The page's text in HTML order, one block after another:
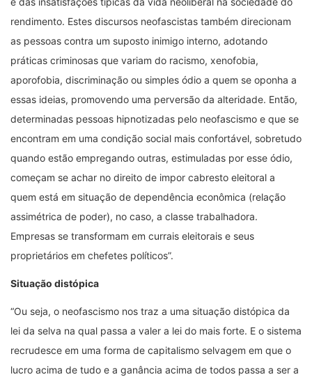
rendimento. Estes discursos neofascistas também direcionam
as pessoas contra um suposto inimigo interno, adotando
práticas criminosas que variam do racismo, xenofobia,
aporofobia, discriminação ou simples ódio a quem se oponha a
essas ideias, promovendo uma perversão da alteridade. Então,
determinadas pessoas hipnotizadas pelo neofascismo e que se
encontram em uma condição social mais confortável, sobretudo
quando estão empregando outras, estimuladas por esse ódio,
começam se achar no direito de impor cabresto eleitoral a
quem está em situação de dependência econômica (relação
assimétrica de poder), no caso, a classe trabalhadora.
Empresas se transformam em currais eleitorais e seus
proprietários em chefetes políticos”.
Situação distópica
“Ou seja, o neofascismo nos traz a uma situação distópica da
lei da selva na qual passa a valer a lei do mais forte. E o sistema
recrudesce em uma forma de capitalismo selvagem em que o
lucro acima de tudo e a ganância acima de todos passa a ser a